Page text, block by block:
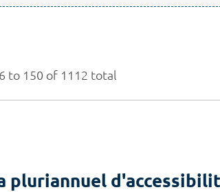
to 150 of 1112 total
pluriannuel